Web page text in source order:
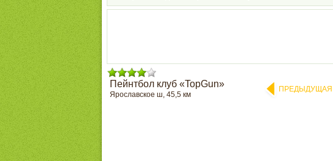
Пейнтбол клуб «TopGun»
Ярославское ш, 45,5 км
ПРЕДЫДУЩАЯ